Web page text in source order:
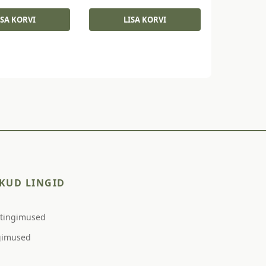
oli:
9,90 €.7,50 €.
KORVI LISA KORVI
LINGID